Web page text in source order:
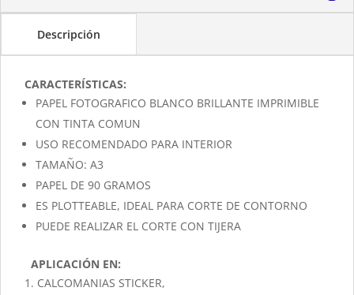
Descripción
CARACTERÍSTICAS:
PAPEL FOTOGRAFICO BLANCO BRILLANTE IMPRIMIBLE
CON TINTA COMUN
USO RECOMENDADO PARA INTERIOR
TAMAÑO: A3
PAPEL DE 90 GRAMOS
ES PLOTTEABLE, IDEAL PARA CORTE DE CONTORNO
PUEDE REALIZAR EL CORTE CON TIJERA
APLICACIÓN EN:
CALCOMANIAS STICKER,